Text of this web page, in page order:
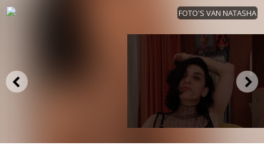
FOTO'S VAN NATASHA